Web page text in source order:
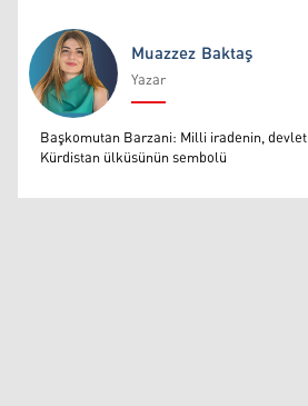
Muazzez Baktaş
Muazzez Baktaş
Yazar
Başkomutan Barzani: Milli iradenin, devlet
Kürdistan ülküsünün sembolü